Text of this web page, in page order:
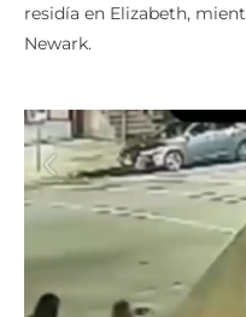
residía en Elizabeth,
Newark.